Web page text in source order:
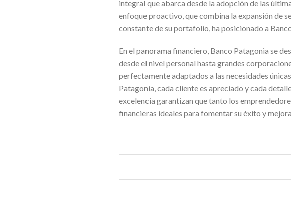
integral que abarca desde la adopción de las
enfoque proactivo, que combina la expansión de
constante de su portafolio, ha posicionado a
En el panorama financiero, Banco Patagonia se
desde el nivel personal hasta grandes
perfectamente adaptados a las necesidades
Patagonia, cada cliente es apreciado y cada
excelencia garantizan que tanto los
financieras ideales para fomentar su éxito y